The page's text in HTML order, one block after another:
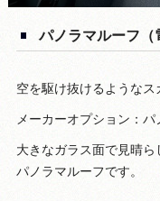
パノラマルーフ（
空を駆け抜けるようなス
メーカーオプション：パ
大きなガラス面で見晴
パノラマルーフです。